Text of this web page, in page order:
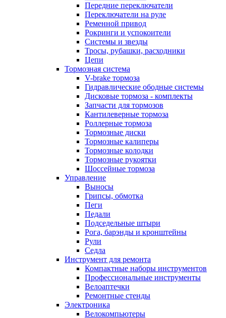
Передние переключатели
Переключатели на руле
Ременной привод
Рокринги и успокоители
Системы и звезды
Тросы, рубашки, расходники
Цепи
Тормозная система
V-brake тормоза
Гидравлические ободные системы
Дисковые тормоза - комплекты
Запчасти для тормозов
Кантилеверные тормоза
Роллерные тормоза
Тормозные диски
Тормозные калиперы
Тормозные колодки
Тормозные рукоятки
Шоссейные тормоза
Управление
Выносы
Грипсы, обмотка
Пеги
Педали
Подседельные штыри
Рога, барэнды и кронштейны
Рули
Седла
Инструмент для ремонта
Компактные наборы инструментов
Профессиональные инструменты
Велоаптечки
Ремонтные стенды
Электроника
Велокомпьютеры